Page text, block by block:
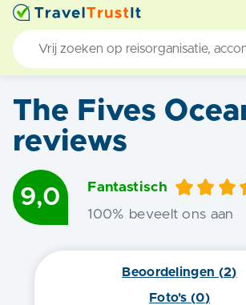
The Fives
reviews
9,0 Fantastisch
100% beveelt ons aan
Beoordelingen (2)
Foto's (0)